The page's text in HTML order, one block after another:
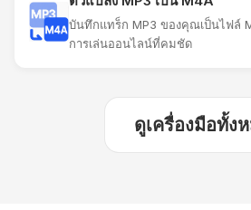
บันทึกแทร็ก MP3 ของคุณเป็นไฟล์
การเล่นออนไลน์ที่คมชัด
ดูเครื่องมือทั้ง